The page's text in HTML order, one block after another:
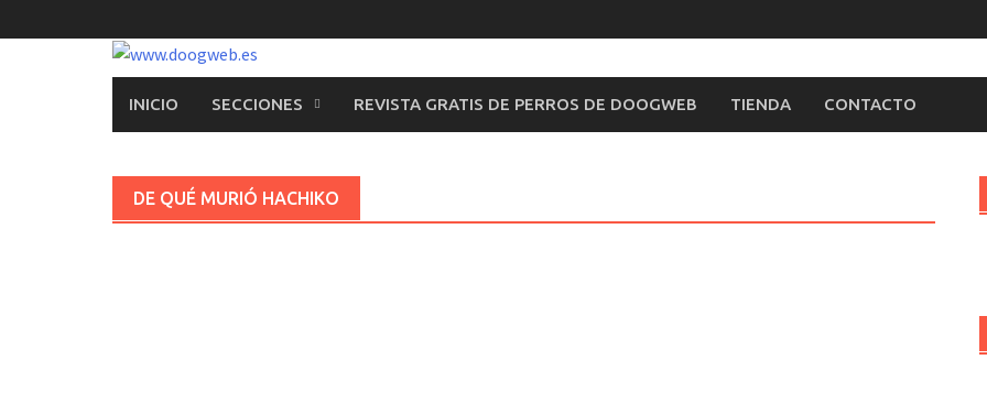
al
INICIO SECCIONES REVISTA GRATIS DE PERROS DE DOOGWEB TIENDA CONTACTO
DE QUÉ MURIÓ HACHIKO